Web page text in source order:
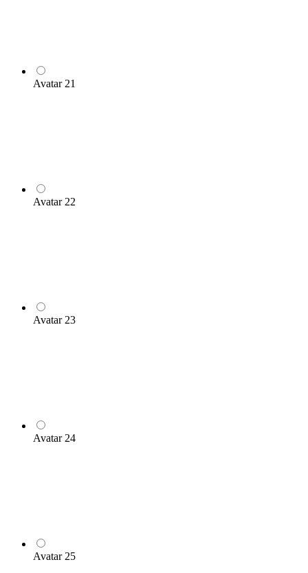
Avatar 21
Avatar 22
Avatar 23
Avatar 24
Avatar 25